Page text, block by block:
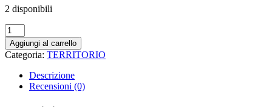
2 disponibili
Il
parco
della
murgia
materana.
Guida
all’escursionismo
quantità
Aggiungi al carrello
Categoria: TERRITORIO
Descrizione
Recensioni (0)